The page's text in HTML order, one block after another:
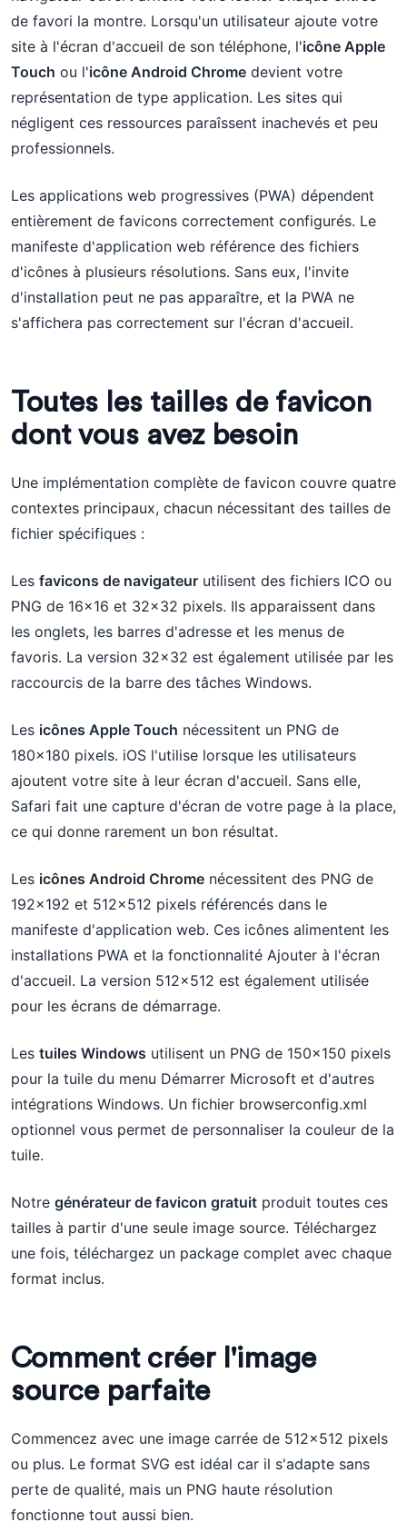
de favori la montre. Lorsqu'un utilisateur ajoute votre
site à l'écran d'accueil de son téléphone, l'icône Apple
Touch ou l'icône Android Chrome devient votre
représentation de type application. Les sites qui
négligent ces ressources paraîssent inachevés et peu
professionnels.
Les applications web progressives (PWA) dépendent
entièrement de favicons correctement configurés. Le
manifeste d'application web référence des fichiers
d'icônes à plusieurs résolutions. Sans eux, l'invite
d'installation peut ne pas apparaître, et la PWA ne
s'affichera pas correctement sur l'écran d'accueil.
Toutes les tailles de favicon
dont vous avez besoin
Une implémentation complète de favicon couvre quatre
contextes principaux, chacun nécessitant des tailles de
fichier spécifiques :
Les favicons de navigateur utilisent des fichiers ICO ou
PNG de 16x16 et 32x32 pixels. Ils apparaissent dans
les onglets, les barres d'adresse et les menus de
favoris. La version 32x32 est également utilisée par les
raccourcis de la barre des tâches Windows.
Les icônes Apple Touch nécessitent un PNG de
180x180 pixels. iOS l'utilise lorsque les utilisateurs
ajoutent votre site à leur écran d'accueil. Sans elle,
Safari fait une capture d'écran de votre page à la place,
ce qui donne rarement un bon résultat.
Les icônes Android Chrome nécessitent des PNG de
192x192 et 512x512 pixels référencés dans le
manifeste d'application web. Ces icônes alimentent les
installations PWA et la fonctionnalité Ajouter à l'écran
d'accueil. La version 512x512 est également utilisée
pour les écrans de démarrage.
Les tuiles Windows utilisent un PNG de 150x150 pixels
pour la tuile du menu Démarrer Microsoft et d'autres
intégrations Windows. Un fichier browserconfig.xml
optionnel vous permet de personnaliser la couleur de la
tuile.
Notre générateur de favicon gratuit produit toutes ces
tailles à partir d'une seule image source. Téléchargez
une fois, téléchargez un package complet avec chaque
format inclus.
Comment créer l'image
source parfaite
Commencez avec une image carrée de 512x512 pixels
ou plus. Le format SVG est idéal car il s'adapte sans
perte de qualité, mais un PNG haute résolution
fonctionne tout aussi bien.